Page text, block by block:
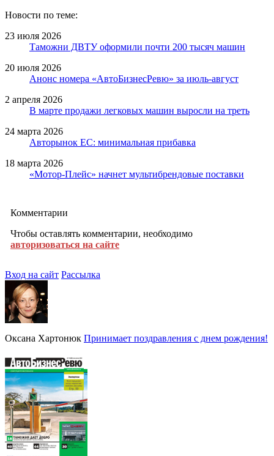
Новости по теме:
23 июля 2026
Таможни ДВТУ оформили почти 200 тысяч машин
20 июля 2026
Анонс номера «АвтоБизнесРевю» за июль-август
2 апреля 2026
В марте продажи легковых машин выросли на треть
24 марта 2026
Авторынок ЕС: минимальная прибавка
18 марта 2026
«Мотор-Плейс» начнет мультибрендовые поставки
Комментарии
Чтобы оставлять комментарии, необходимо
авторизоваться на сайте
Вход на сайт Рассылка
Оксана Хартонюк Принимает поздравления с днем рождения!